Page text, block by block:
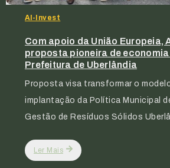
Al-Invest
Com apoio da União Europeia,
proposta pioneira de
Prefeitura de Uberlândia
Proposta visa transformar o
implantação da Política Municipal
Gestão de Resíduos Sólidos
Ler Mais